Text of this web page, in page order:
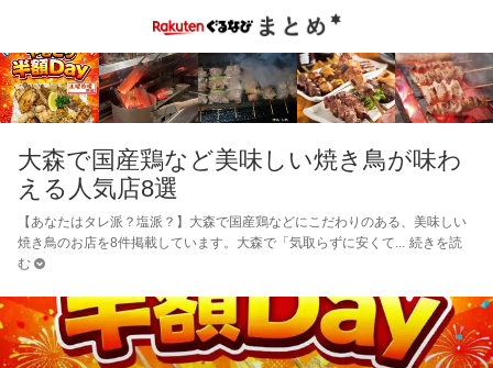
大森で国産鶏など美味しい焼き鳥が味わ
える人気店8選
【あなたはタレ派？塩派？】大森で国産鶏などにこだわりのある、美味しい
焼き鳥のお店を8件掲載しています。大森で「気取らずに安くて
続きを読
む